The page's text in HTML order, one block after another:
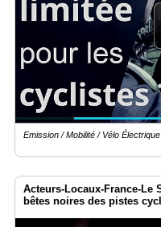
Emission / Mobilité / Vélo Électrique
Acteurs-Locaux-France-Le
bêtes noires des pistes